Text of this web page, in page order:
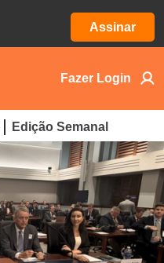
Assinar
Fazer Login
Edição Semanal